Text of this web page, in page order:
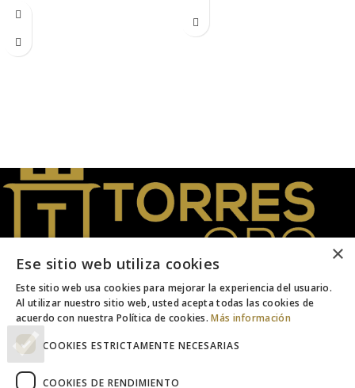
por Austrian Mint. Ideal
colección.
Joyeros desde 1956. Expertos en Oro
Teléfono: 951 154 923
Email: info@torres-oro.com
×
Ese sitio web utiliza cookies
Este sitio web usa cookies para mejorar la experiencia del usuario.
Al utilizar nuestro sitio web, usted acepta todas las cookies de
acuerdo con nuestra Política de cookies.Más información
COOKIES ESTRICTAMENTE NECESARIAS
COOKIES DE RENDIMIENTO